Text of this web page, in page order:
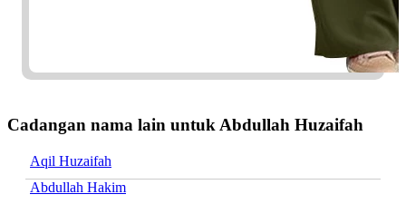
Cadangan nama lain untuk Abdullah Huzaifah
Aqil Huzaifah
Abdullah Hakim